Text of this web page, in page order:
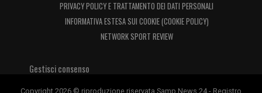
PRIVACY POLICY E TRATTAMENTO DEI DATI PERSONALI
INFORMATIVA ESTESA SUI COOKIE (COOKIE POLICY)
NETWORK SPORT REVIEW
Gestisci consenso
Copyright 2026 © riproduzione riservata Samp News 24 - Registro